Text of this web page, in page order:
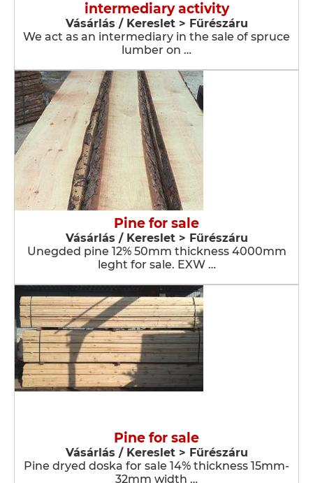
intermediary activity
Vásárlás / Kereslet > Fűrészáru
We act as an intermediary in the sale of spruce
lumber on …
Pine for sale
Vásárlás / Kereslet > Fűrészáru
Unegded pine 12% 50mm thickness 4000mm
leght for sale. EXW …
Pine for sale
Vásárlás / Kereslet > Fűrészáru
Pine dryed doska for sale 14% thickness 15mm-
32mm width …